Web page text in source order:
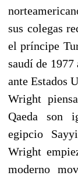
sus colegas
el príncipe
saudí de 1977
ante Estados
Wright
Qaeda son
egipcio
Wright
moderno